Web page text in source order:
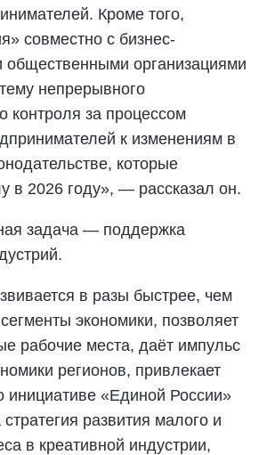
Кроме того,
совместно с бизнес-
общественными организациями
непрерывного
контроля за процессом
к изменениям в
которые
в 2026 году», — рассказал он.
задача — поддержка
в разы быстрее, чем
экономики, позволяет
рабочие места, даёт импульс
регионов, привлекает
инициативе «Единой России»
развития малого и
в креативной индустрии,